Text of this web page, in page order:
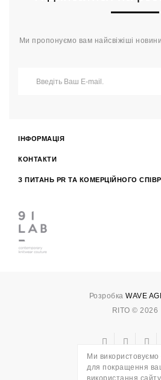
Ми пропонуємо вам найсвіжіші
ІНФОРМАЦІЯ
КОНТАКТИ
З ПИТАНЬ PR ТА КОМЕРЦІЙНОГО
Розробка WAVE
RITO © 2026
Ми
для покращення
використання сайту.